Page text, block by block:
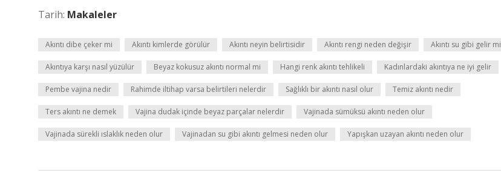
Tarih: Makaleler
Akıntı dibe çeker mi Akıntı kimlerde görülür Akıntı neyin belirtisidir Akıntı rengi neden değişir Akıntı su gibi gelir mi
Akıntıya karşı nasıl yüzülür Beyaz kokusuz akıntı normal mi Hangi renk akıntı tehlikeli Kadınlardaki akıntıya ne iyi gelir
Pembe vajina nedir Rahimde iltihap varsa belirtileri nelerdir Sağlıklı bir akıntı nasıl olur Temiz akıntı nedir
Ters akıntı ne demek Vajina dudak içinde beyaz parçalar nelerdir Vajinada sümüksü akıntı neden olur
Vajinada sürekli ıslaklık neden olur Vajinadan su gibi akıntı gelmesi neden olur Yapışkan uzayan akıntı neden olur